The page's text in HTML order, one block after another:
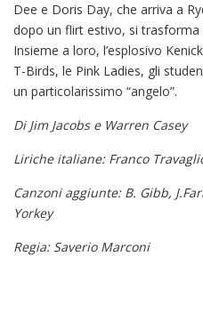
Dee e Doris Day, che arriva a
dopo un flirt estivo, si trasforma
Insieme a loro, l’esplosivo
T-Birds, le Pink Ladies, gli
un particolarissimo “angelo”.
Di Jim Jacobs e Warren Casey
Liriche italiane: Franco
Canzoni aggiunte: B. Gibb,
Yorkey
Regia: Saverio Marconi